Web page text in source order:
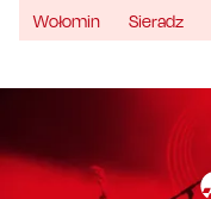
Wołomin
Sieradz